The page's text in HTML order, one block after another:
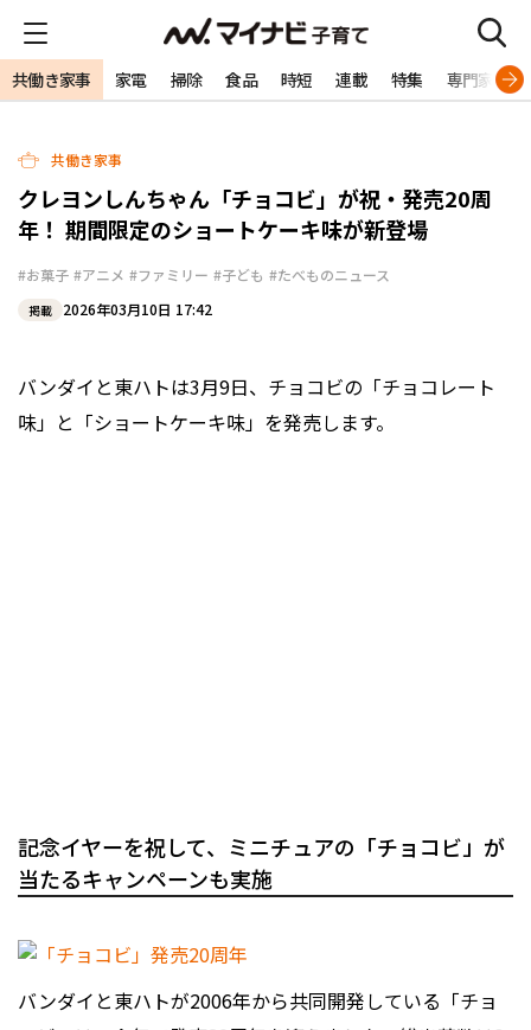
共働き家事 家電 掃除 食品 時短 連載 特集 専門家
共働き家事
クレヨンしんちゃん「チョコビ」が祝・発売20周
年！ 期間限定のショートケーキ味が新登場
#お菓子 #アニメ #ファミリー #子ども #たべものニュース
掲載 2026年03月10日 17:42
バンダイと東ハトは3月9日、チョコビの「チョコレート
味」と「ショートケーキ味」を発売します。
記念イヤーを祝して、ミニチュアの「チョコビ」が
当たるキャンペーンも実施
バンダイと東ハトが2006年から共同開発している「チョ